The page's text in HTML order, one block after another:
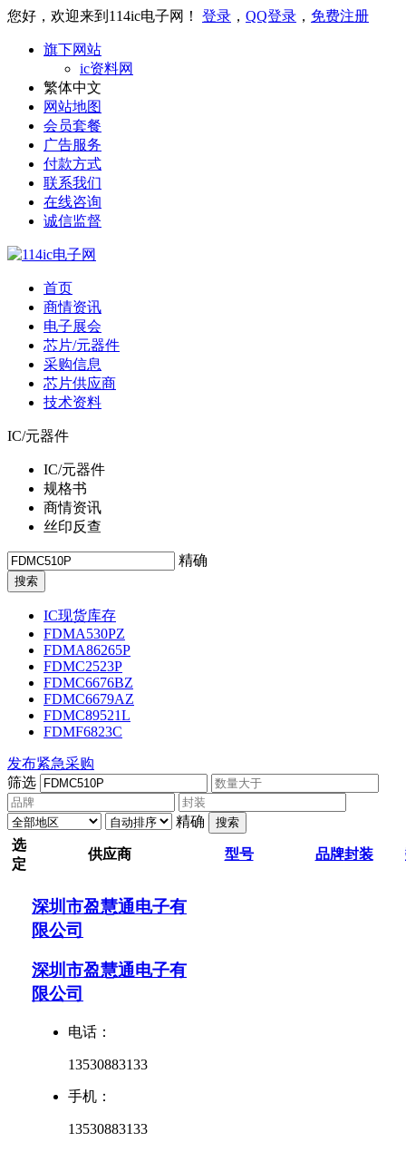
您好，欢迎来到114ic电子网！ 登录 ， QQ登录 ， 免费注册
旗下网站
ic资料网
繁体中文
网站地图
会员套餐
广告服务
付款方式
联系我们
在线咨询
诚信监督
首页
商情资讯
电子展会
芯片/元器件
采购信息
芯片供应商
技术资料
IC/元器件
IC/元器件
规格书
商情资讯
丝印反查
精确
IC现货库存
FDMA530PZ
FDMA86265P
FDMC2523P
FDMC6676BZ
FDMC6679AZ
FDMC89521L
FDMF6823C
发布紧急采购
筛选
精确 搜索
选
定
供应商 型号 品牌封装
深圳市盈慧通电子有
限公司
深圳市盈慧通电子有
限公司
电话：
13530883133
手机：
13530883133